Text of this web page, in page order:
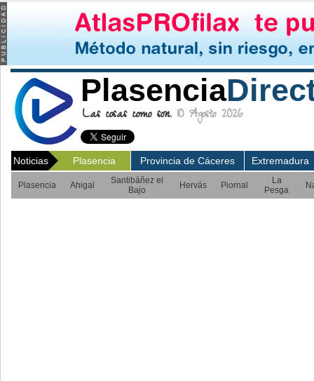
Plasencia
Las cosas como son. 10 Agosto 2026
Noticias Plasencia Provincia de Cáceres Extremadura
Plasencia Ahigal
Santibáñez el
Bajo
Hervás Piornal
La
Pesga